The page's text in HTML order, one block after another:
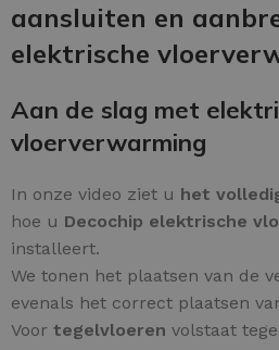
aansluiten en
elektrische
Aan de slag met
vloerverwarming
In onze video ziet u het
hoe u Decochip elektrische
installeert.
We tonen het plaatsen van de
evenals het correct plaatsen
Voor tegelvloeren volstaat